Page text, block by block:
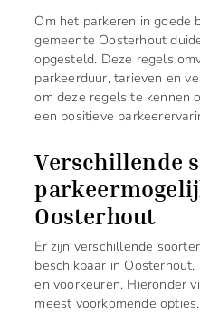
Om het parkeren in goede
gemeente Oosterhout
opgesteld. Deze regels
parkeerduur, tarieven en
om deze regels te kennen
een positieve
Verschillende
Oosterhout
Er zijn verschillende
beschikbaar in
en voorkeuren. Hieronder
meest voorkomende opties.